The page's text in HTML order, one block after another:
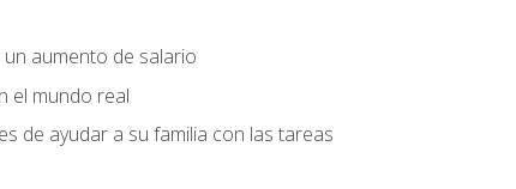
aumento de salario
el mundo real
de ayudar a su familia con las tareas